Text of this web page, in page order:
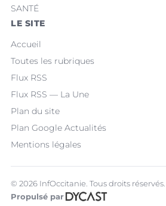
SANTÉ
LE SITE
Accueil
Toutes les rubriques
Flux RSS
Flux RSS — La Une
Plan du site
Plan Google Actualités
Mentions légales
© 2026 InfOccitanie. Tous droits réservés.
Propulsé par